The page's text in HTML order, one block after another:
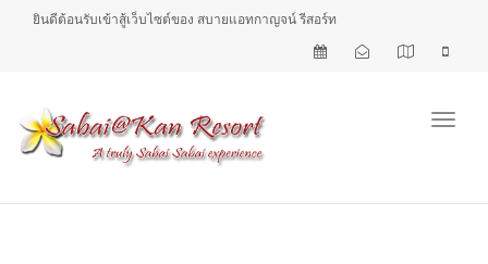
ยินดีต้อนรับเข้าสู้เว็บไซต์ของ สบายแอทกาญจน์ รีสอร์ท